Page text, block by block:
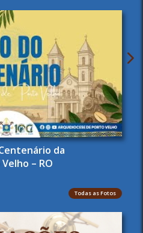
da
– RO
Todas as Fotos